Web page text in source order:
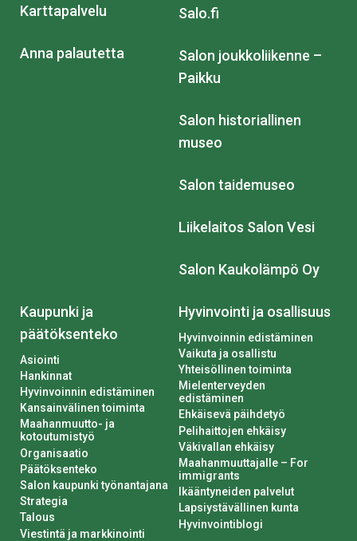
Karttapalvelu
Anna palautetta
Salo.fi
Salon joukkoliikenne –
Paikku
Salon historiallinen
museo
Salon taidemuseo
Liikelaitos Salon Vesi
Salon Kaukolämpö Oy
Kaupunki ja
päätöksenteko
Asiointi
Hankinnat
Hyvinvoinnin edistäminen
Kansainvälinen toiminta
Maahanmuutto- ja
kotoutumistyö
Organisaatio
Päätöksenteko
Salon kaupunki työnantajana
Strategia
Talous
Viestintä ja markkinointi
Hyvinvointi ja osallisuus
Hyvinvoinnin edistäminen
Vaikuta ja osallistu
Yhteisöllinen toiminta
Mielenterveyden
edistäminen
Ehkäisevä päihdetyö
Pelihaittojen ehkäisy
Väkivallan ehkäisy
Maahanmuuttajalle – For
immigrants
Ikääntyneiden palvelut
Lapsiystävällinen kunta
Hyvinvointiblogi